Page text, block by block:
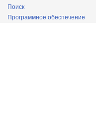
Поиск
Программное обеспечение